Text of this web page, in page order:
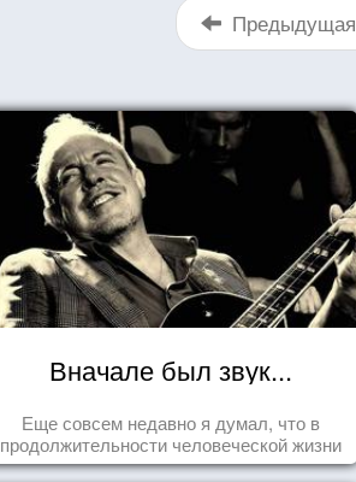
Предыдущая
Вначале был звук...
Еще совсем недавно я думал, что в
продолжительности человеческой жизни
заложена какая-то ошибка.